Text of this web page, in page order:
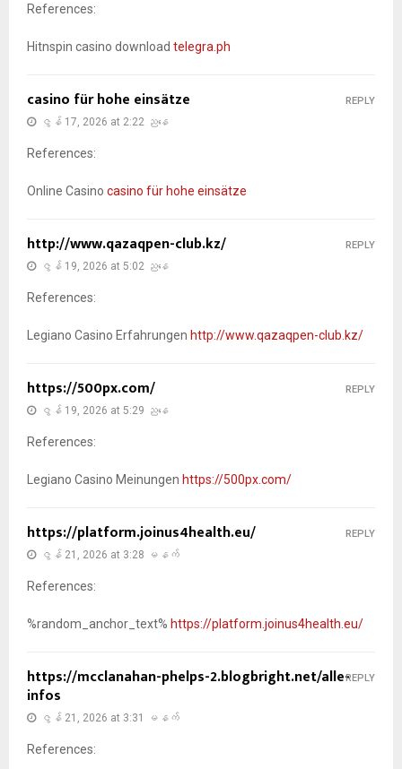
References:
Hitnspin casino download telegra.ph
casino für hohe einsätze
ဇွန် 17, 2026 at 2:22 ညနေ
References:
Online Casino casino für hohe einsätze
REPLY
http://www.qazaqpen-club.kz/
ဇွန် 19, 2026 at 5:02 ညနေ
References:
Legiano Casino Erfahrungen http://www.qazaqpen-club.kz/
REPLY
https://500px.com/
ဇွန် 19, 2026 at 5:29 ညနေ
References:
Legiano Casino Meinungen https://500px.com/
REPLY
https://platform.joinus4health.eu/
ဇွန် 21, 2026 at 3:28 မနက်
References:
%random_anchor_text% https://platform.joinus4health.eu/
REPLY
https://mcclanahan-phelps-2.blogbright.net/alle-
infos
ဇွန် 21, 2026 at 3:31 မနက်
References:
REPLY